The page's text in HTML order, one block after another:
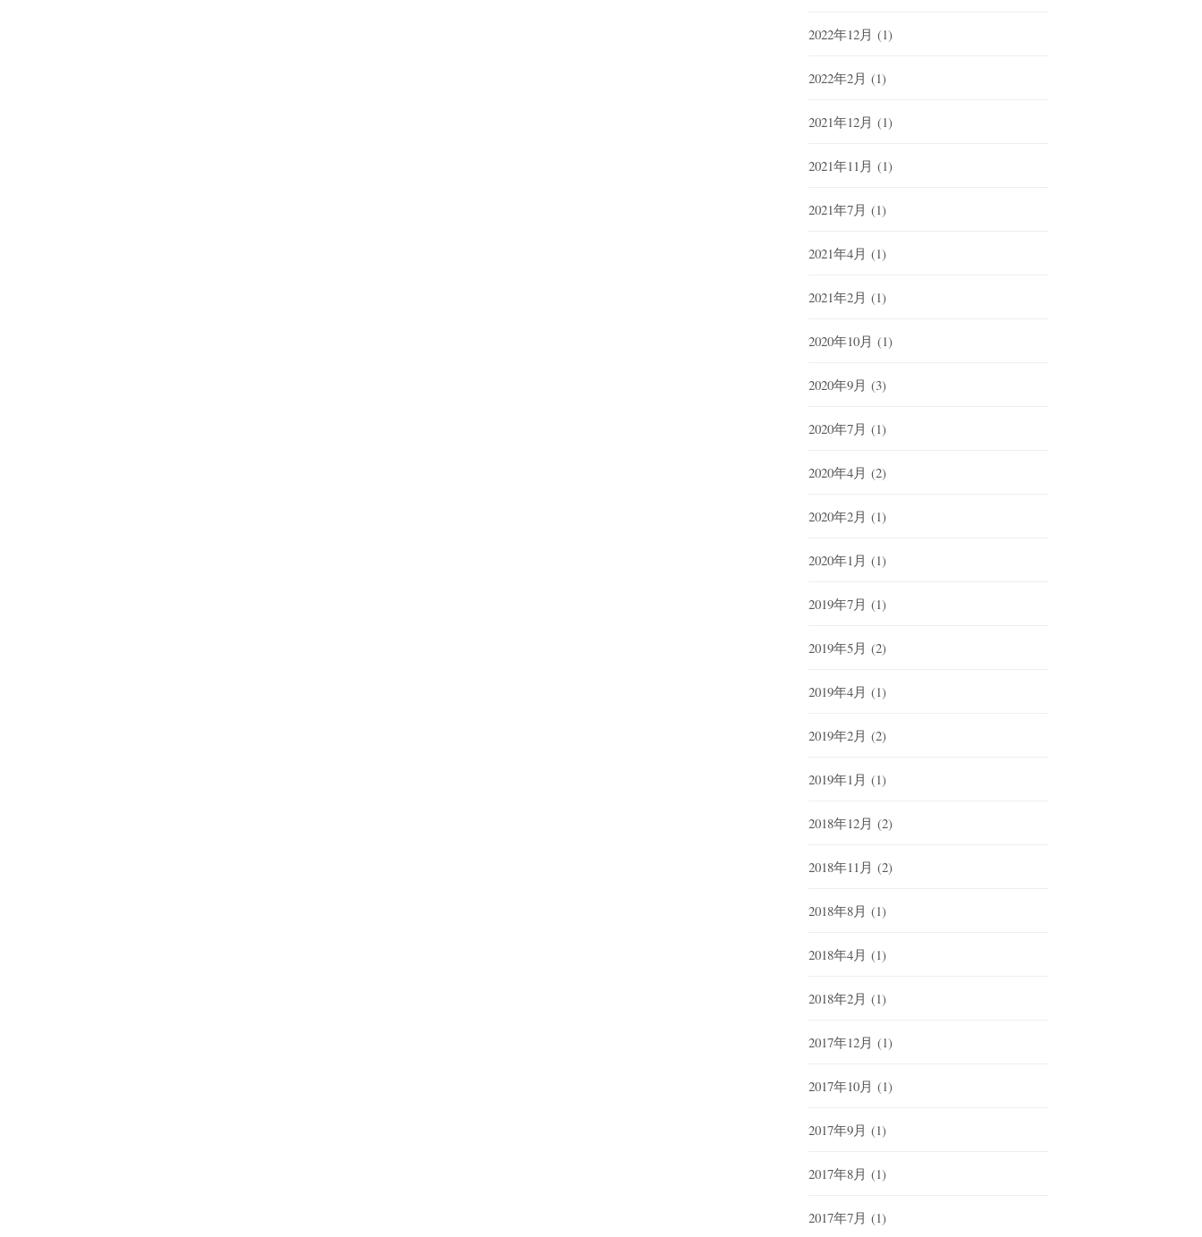
2022年12月 (1)
2022年2月 (1)
2021年12月 (1)
2021年11月 (1)
2021年7月 (1)
2021年4月 (1)
2021年2月 (1)
2020年10月 (1)
2020年9月 (3)
2020年7月 (1)
2020年4月 (2)
2020年2月 (1)
2020年1月 (1)
2019年7月 (1)
2019年5月 (2)
2019年4月 (1)
2019年2月 (2)
2019年1月 (1)
2018年12月 (2)
2018年11月 (2)
2018年8月 (1)
2018年4月 (1)
2018年2月 (1)
2017年12月 (1)
2017年10月 (1)
2017年9月 (1)
2017年8月 (1)
2017年7月 (1)